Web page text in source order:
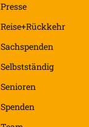
Presse
Reise+Rückkehr
Sachspenden
Selbstständig
Senioren
Spenden